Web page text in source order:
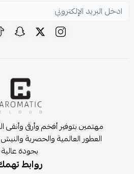
مهتمين بتوفير أفخم وأرقى
العطور العالمية والحصرية
بجودة عالية
روابط